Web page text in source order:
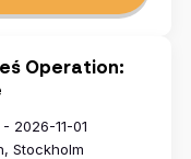
Operation:
2026-11-01
Stockholm